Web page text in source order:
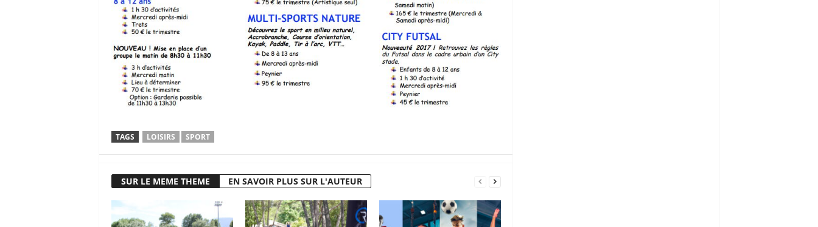
TAGS LOISIRS SPORT
SUR LE MEME THEME EN SAVOIR PLUS SUR L'AUTEUR